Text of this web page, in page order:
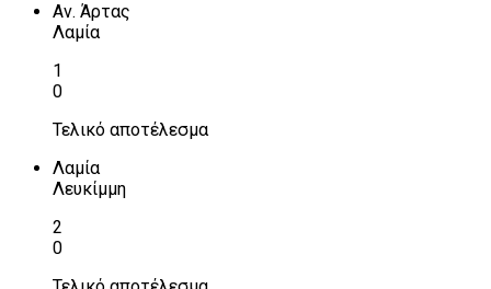
Αν. Άρτας
Λαμία
1
0
Τελικό αποτέλεσμα
Λαμία
Λευκίμμη
2
0